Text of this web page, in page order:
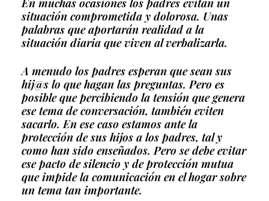
situación comprometida y dolorosa. Unas
palabras que aportarán realidad a la
situación diaria que viven al verbalizarla.
A menudo los padres esperan que sean sus
hij@s lo que hagan las preguntas. Pero es
posible que percibiendo la tensión que genera
ese tema de conversación, también eviten
sacarlo. En ese caso estamos ante la
protección de sus hijos a los padres, tal y
como han sido enseñados. Pero se debe evitar
ese pacto de silencio y de protección mutua
que impide la comunicación en el hogar sobre
un tema tan importante.